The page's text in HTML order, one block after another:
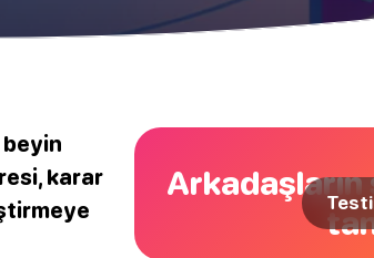
beyin
karar